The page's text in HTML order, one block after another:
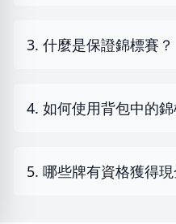
3. 什麼是保證錦標賽？
4. 如何使用背包中的錦
5. 哪些牌有資格獲得